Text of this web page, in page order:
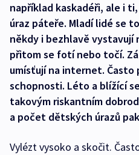
například kaskadéři, ale i
úraz páteře. Mladí lidé se
někdy i bezhlavě vystavují
přitom se fotí nebo točí.
umísťují na internet. Často
schopnosti. Léto a blížící
takovým riskantním
a počet dětských úrazů
Vylézt vysoko a skočit.